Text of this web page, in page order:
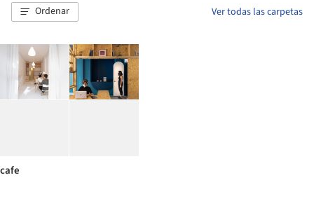
Ordenar Ver todas las carpetas
cafe